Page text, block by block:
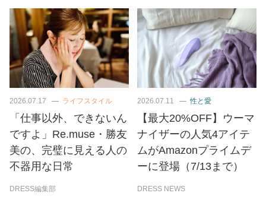
2026.07.17 ライフスタイル
「仕事以外、できないん
ですよ」Re.muse・勝友
美の、完璧に見える人の
不器用な日常
DRESS編集部
2026.07.11 性と愛
【最大20%OFF】ウーマ
ナイザーの人気4アイテ
ムがAmazonプライムデ
ーに登場（7/13まで）
DRESS NEWS